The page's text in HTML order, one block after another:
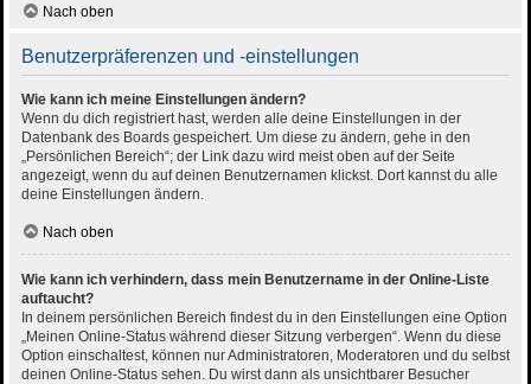
Nach oben
Benutzerpräferenzen und -einstellungen
Wie kann ich meine Einstellungen ändern?
Wenn du dich registriert hast, werden alle deine Einstellungen in der
Datenbank des Boards gespeichert. Um diese zu ändern, gehe in den
„Persönlichen Bereich“; der Link dazu wird meist oben auf der Seite
angezeigt, wenn du auf deinen Benutzernamen klickst. Dort kannst du alle
deine Einstellungen ändern.
Nach oben
Wie kann ich verhindern, dass mein Benutzername in der Online-Liste
auftaucht?
In deinem persönlichen Bereich findest du in den Einstellungen eine Option
„Meinen Online-Status während dieser Sitzung verbergen“. Wenn du diese
Option einschaltest, können nur Administratoren, Moderatoren und du selbst
deinen Online-Status sehen. Du wirst dann als unsichtbarer Besucher